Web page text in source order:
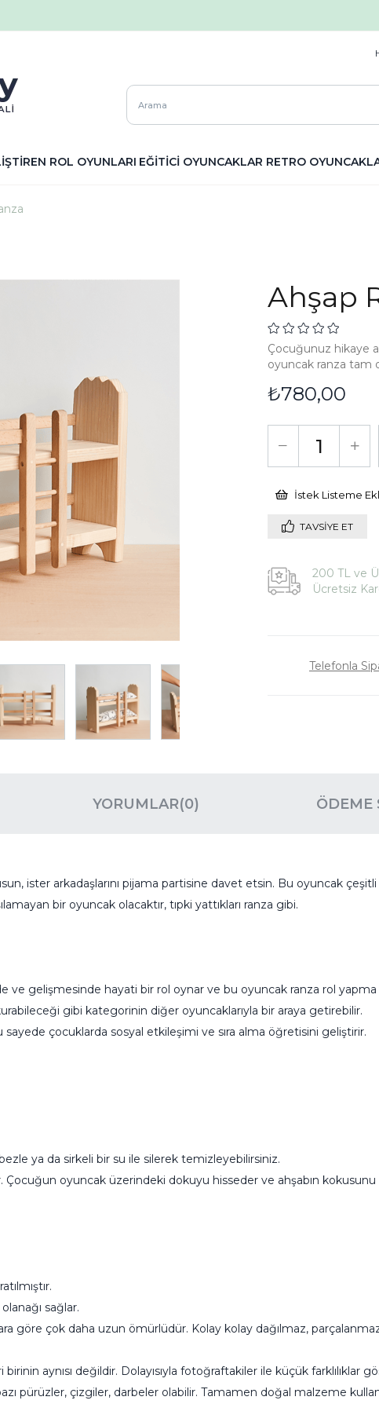
ROL OYUNLARI EĞİTİCİ OYUNCAKLAR RETRO
Ahşap
Çocuğunuz hikaye
oyuncak ranza tam
₺780,00
İstek Listeme
TAVSIYE ET
200 TL ve
Ücretsiz
Telefonla
YORUMLAR(0) ÖDEME
ister arkadaşlarını pijama partisine davet etsin. Bu oyuncak
bir oyuncak olacaktır, tıpki yattıkları ranza gibi.
ve gelişmesinde hayati bir rol oynar ve bu oyuncak ranza rol yapma
gibi kategorinin diğer oyuncaklarıyla bir araya getirebilir.
çocuklarda sosyal etkileşimi ve sıra alma öğretisini geliştirir.
ya da sirkeli bir su ile silerek temizleyebilirsiniz.
oyuncak üzerindeki dokuyu hisseder ve ahşabın kokusunu
sağlar.
göre çok daha uzun ömürlüdür. Kolay kolay dağılmaz,
aynısı değildir. Dolayısıyla fotoğraftakiler ile küçük farklılıklar
pürüzler, çizgiler, darbeler olabilir. Tamamen doğal malzeme